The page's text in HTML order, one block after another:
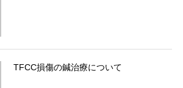
TFCC損傷の鍼治療について